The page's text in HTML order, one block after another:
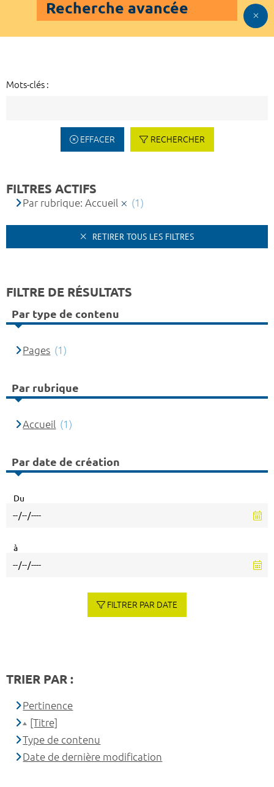
Recherche avancée
Mots-clés :
EFFACER RECHERCHER
FILTRES ACTIFS
Par rubrique: Accueil (1)
RETIRER TOUS LES FILTRES
FILTRE DE RÉSULTATS
Par type de contenu
Pages (1)
Par rubrique
Accueil (1)
Par date de création
Du
à
FILTRER PAR DATE
TRIER PAR :
Pertinence
[Titre]
Type de contenu
Date de dernière modification